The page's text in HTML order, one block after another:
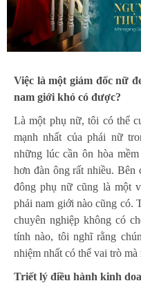
Việc là một giám đốc nữ
nam giới khó có được?
Là một phụ nữ, tôi có thể
mạnh nhất của phái nữ
những lúc cần ôn hòa
hơn đàn ông rất nhiều. Bên
đông phụ nữ cũng là một
phải nam giới nào cũng có.
chuyên nghiệp không có
tính nào, tôi nghĩ rằng
nhiệm nhất có thể vai trò
Triết lý điều hành kinh